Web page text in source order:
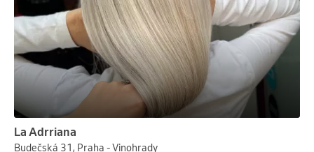
La Adrriana
Budečská 31, Praha - Vinohrady